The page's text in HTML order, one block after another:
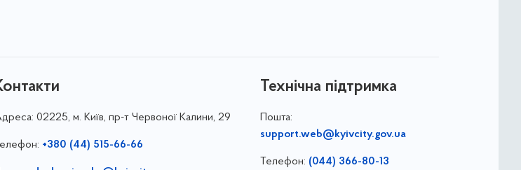
02225, м. Київ, пр-т Червоної Калини, 29
+380 (44) 515-66-66
Технічна підтримка
Пошта:
support.web@kyivcity.gov.ua
Телефон: (044) 366-80-13